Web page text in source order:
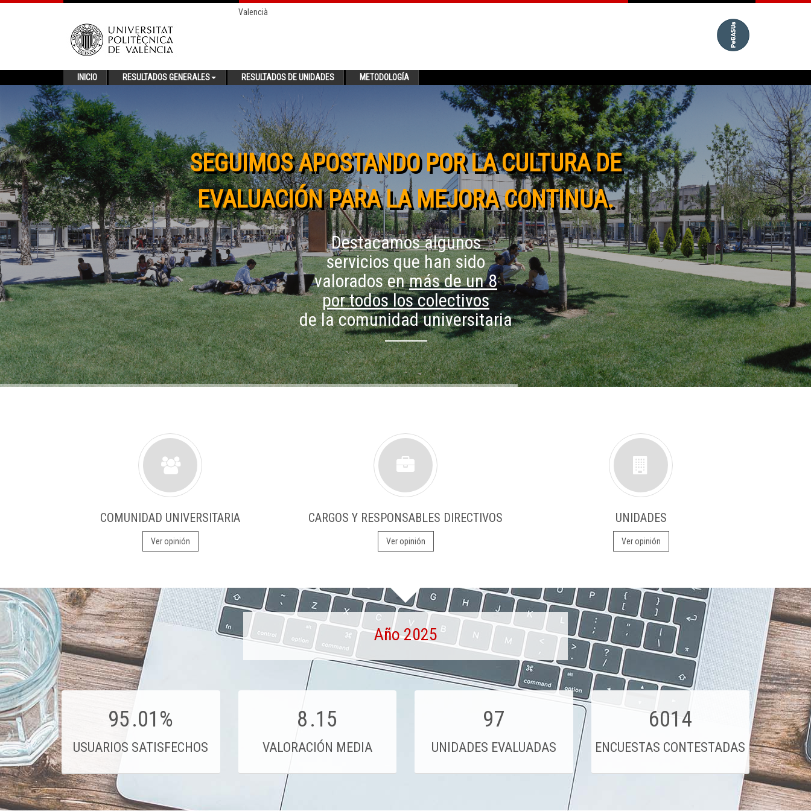
Valencià
INICIO RESULTADOS GENERALES RESULTADOS DE UNIDADES METODOLOGÍA
SEGUIMOS APOSTANDO POR LA CULTURA DE
EVALUACIÓN PARA LA MEJORA CONTINUA.
Destacamos algunos
servicios que han sido
valorados enmás de un 8
por todos los colectivos
de la comunidad universitaria
COMUNIDAD UNIVERSITARIA
Ver opinión
CARGOS Y RESPONSABLES DIRECTIVOS
Ver opinión
UNIDADES
Ver opinión
Año 2025
95.01%
USUARIOS SATISFECHOS
8.15
VALORACIÓN MEDIA
97
UNIDADES EVALUADAS
6014
ENCUESTAS CONTESTADAS